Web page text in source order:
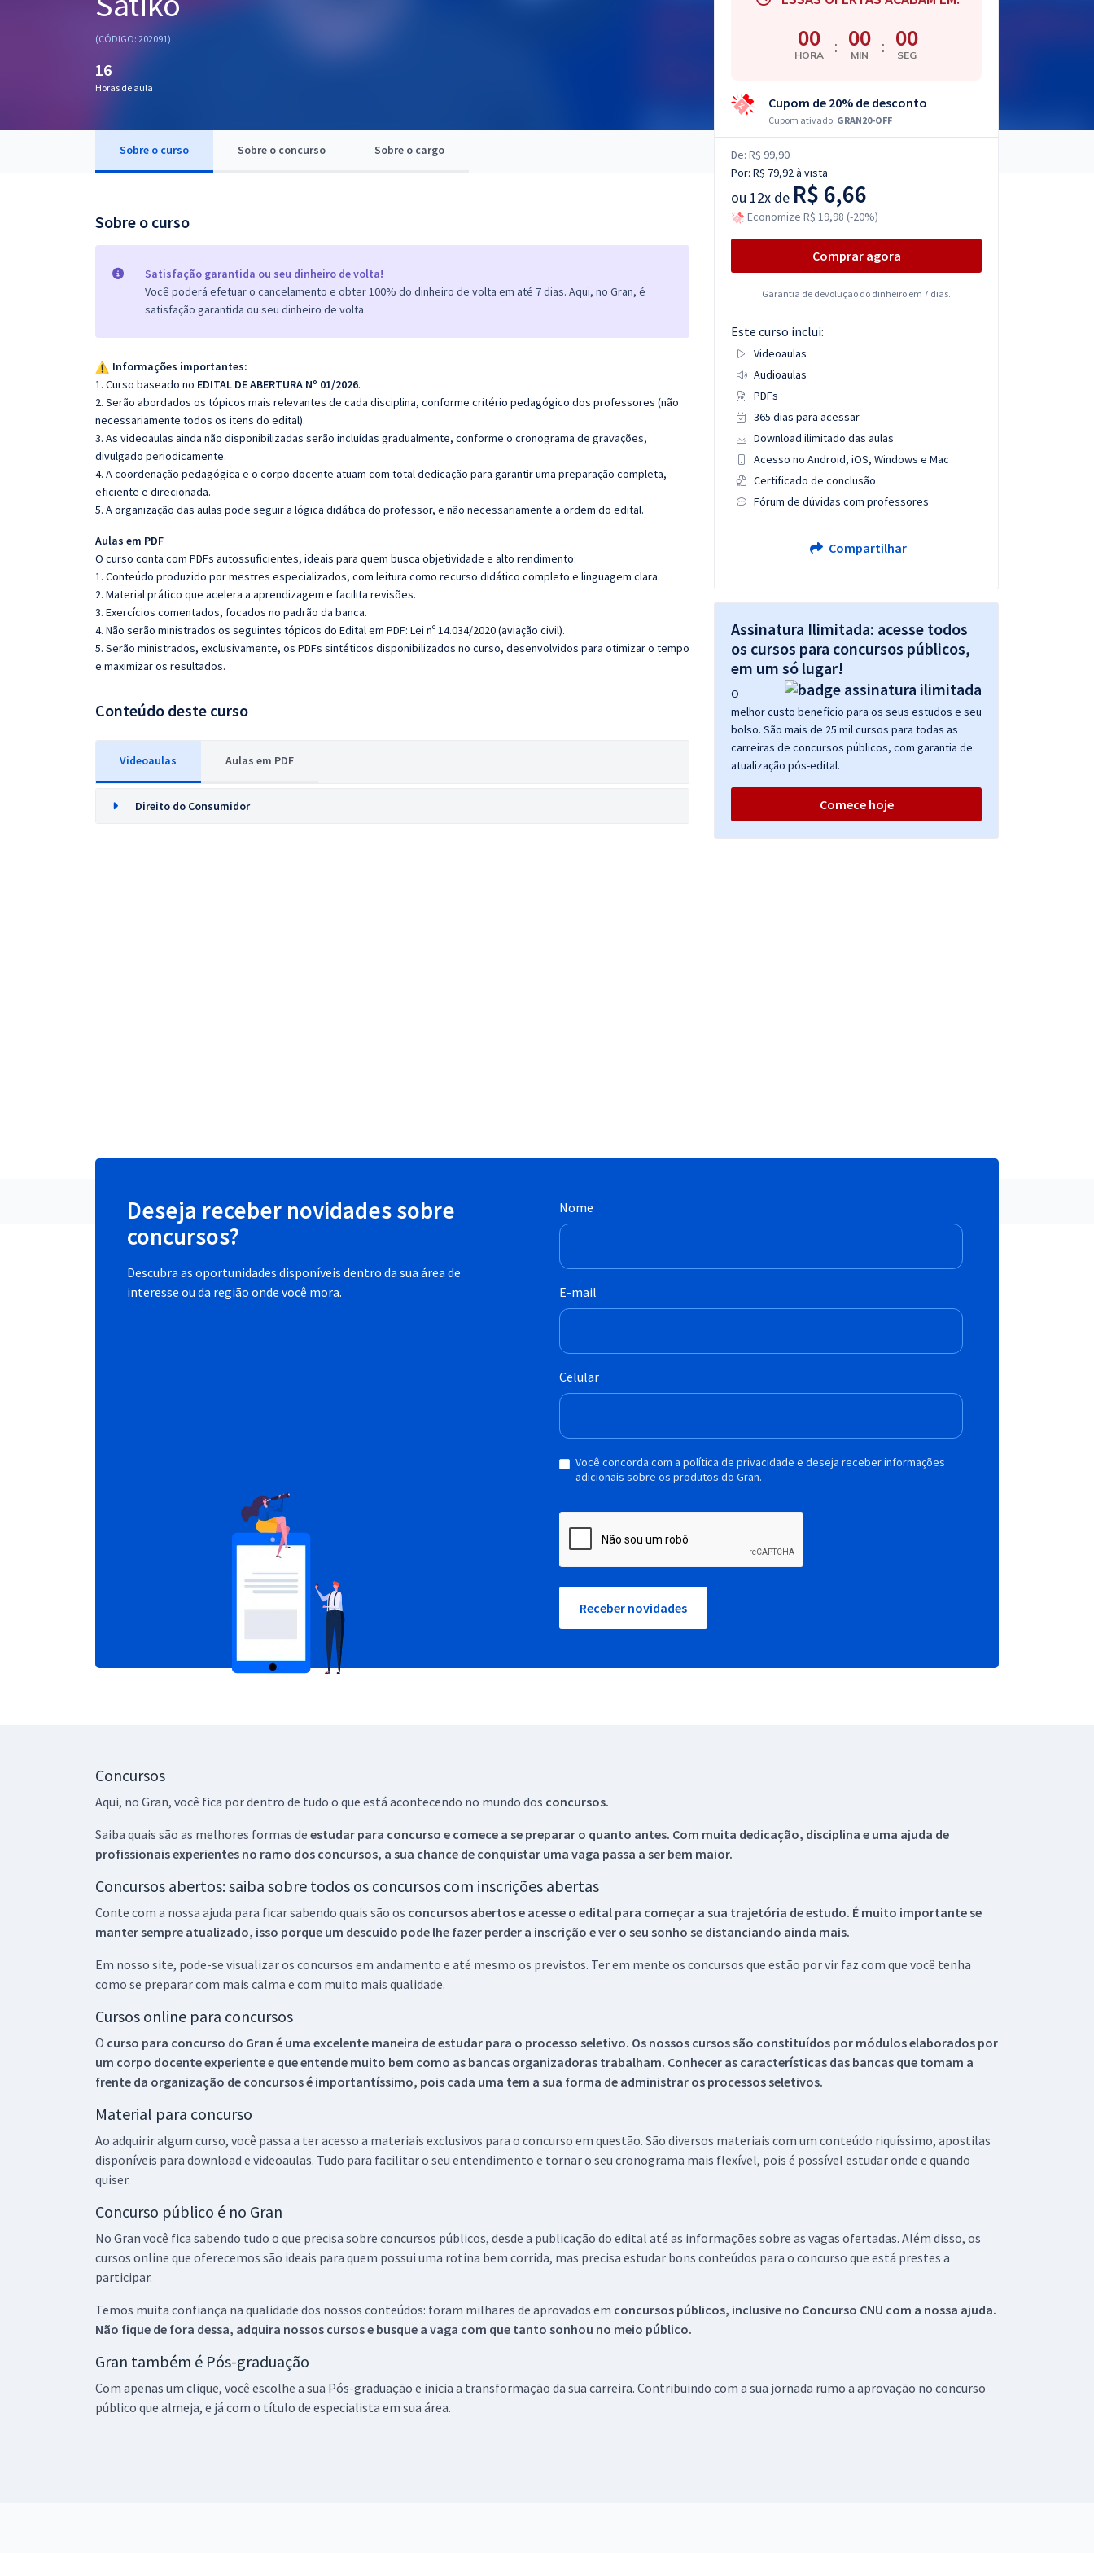
Questões grátis
(CÓDIGO: 202091)
16
Horas de aula
Sobre o curso Sobre o concurso Sobre o cargo
Sobre o curso
Satisfação garantida ou seu dinheiro de volta!
Você poderá efetuar o cancelamento e obter 100% do dinheiro de volta em até 7 dias. Aqui, no Gran, é
satisfação garantida ou seu dinheiro de volta.
Informações importantes:
1. Curso baseado no EDITAL DE ABERTURA Nº 01/2026.
2. Serão abordados os tópicos mais relevantes de cada disciplina, conforme critério pedagógico dos professores (não
necessariamente todos os itens do edital).
3. As videoaulas ainda não disponibilizadas serão incluídas gradualmente, conforme o cronograma de gravações,
divulgado periodicamente.
4. A coordenação pedagógica e o corpo docente atuam com total dedicação para garantir uma preparação completa,
eficiente e direcionada.
5. A organização das aulas pode seguir a lógica didática do professor, e não necessariamente a ordem do edital.
Aulas em PDF
O curso conta com PDFs autossuficientes, ideais para quem busca objetividade e alto rendimento:
1. Conteúdo produzido por mestres especializados, com leitura como recurso didático completo e linguagem clara.
2. Material prático que acelera a aprendizagem e facilita revisões.
3. Exercícios comentados, focados no padrão da banca.
4. Não serão ministrados os seguintes tópicos do Edital em PDF: Lei nº 14.034/2020 (aviação civil).
5. Serão ministrados, exclusivamente, os PDFs sintéticos disponibilizados no curso, desenvolvidos para otimizar o tempo
e maximizar os resultados.
Conteúdo deste curso
Videoaulas Aulas em PDF
Direito do Consumidor
00
HORA : 00
MIN : 00
SEG
Cupom de 20% de desconto
Cupom ativado: GRAN20-OFF
De: R$ 99,90
Por: R$ 79,92à vista
ou 12x de R$ 6,66
Economize R$ 19,98 (-20%)
Comprar agora
Garantia de devolução do dinheiro em 7 dias.
Este curso inclui:
Videoaulas
Audioaulas
PDFs
365 dias para acessar
Download ilimitado das aulas
Acesso no Android, iOS, Windows e Mac
Certificado de conclusão
Fórum de dúvidas com professores
Compartilhar
Assinatura Ilimitada: acesse todos
os cursos para concursos públicos,
em um só lugar!
O
melhor custo benefício para os seus estudos e seu
bolso. São mais de 25 mil cursos para todas as
carreiras de concursos públicos, com garantia de
atualização pós-edital.
Comece hoje
Deseja receber novidades sobre
concursos?
Descubra as oportunidades disponíveis dentro da sua área de
interesse ou da região onde você mora.
Nome
E-mail
Celular
Você concorda com a política de privacidade e deseja receber informações
adicionais sobre os produtos do Gran.
Receber novidades
Concursos
Aqui, no Gran, você fica por dentro de tudo o que está acontecendo no mundo dos concursos.
Saiba quais são as melhores formas de estudar para concurso e comece a se preparar o quanto antes. Com muita dedicação, disciplina e uma ajuda de
profissionais experientes no ramo dos concursos, a sua chance de conquistar uma vaga passa a ser bem maior.
Concursos abertos: saiba sobre todos os concursos com inscrições abertas
Conte com a nossa ajuda para ficar sabendo quais são os concursos abertos e acesse o edital para começar a sua trajetória de estudo. É muito importante se
manter sempre atualizado, isso porque um descuido pode lhe fazer perder a inscrição e ver o seu sonho se distanciando ainda mais.
Em nosso site, pode-se visualizar os concursos em andamento e até mesmo os previstos. Ter em mente os concursos que estão por vir faz com que você tenha
como se preparar com mais calma e com muito mais qualidade.
Cursos online para concursos
O curso para concurso do Gran é uma excelente maneira de estudar para o processo seletivo. Os nossos cursos são constituídos por módulos elaborados por
um corpo docente experiente e que entende muito bem como as bancas organizadoras trabalham. Conhecer as características das bancas que tomam a
frente da organização de concursos é importantíssimo, pois cada uma tem a sua forma de administrar os processos seletivos.
Material para concurso
Ao adquirir algum curso, você passa a ter acesso a materiais exclusivos para o concurso em questão. São diversos materiais com um conteúdo riquíssimo, apostilas
disponíveis para download e videoaulas. Tudo para facilitar o seu entendimento e tornar o seu cronograma mais flexível, pois é possível estudar onde e quando
quiser.
Concurso público é no Gran
No Gran você fica sabendo tudo o que precisa sobre concursos públicos, desde a publicação do edital até as informações sobre as vagas ofertadas. Além disso, os
cursos online que oferecemos são ideais para quem possui uma rotina bem corrida, mas precisa estudar bons conteúdos para o concurso que está prestes a
participar.
Temos muita confiança na qualidade dos nossos conteúdos: foram milhares de aprovados em concursos públicos, inclusive no Concurso CNU com a nossa ajuda.
Não fique de fora dessa, adquira nossos cursos e busque a vaga com que tanto sonhou no meio público.
Gran também é Pós-graduação
Com apenas um clique, você escolhe a sua Pós-graduação e inicia a transformação da sua carreira. Contribuindo com a sua jornada rumo a aprovação no concurso
público que almeja, e já com o título de especialista em sua área.